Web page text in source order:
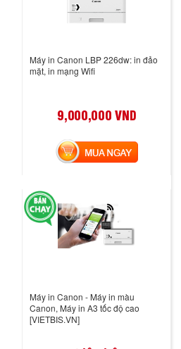
Máy in Canon LBP 226dw: in đảo
mặt, in mạng Wifi
9,000,000 VND
MUA NGAY
Máy in Canon - Máy in màu
Canon, Máy in A3 tốc độ cao
[VIETBIS.VN]